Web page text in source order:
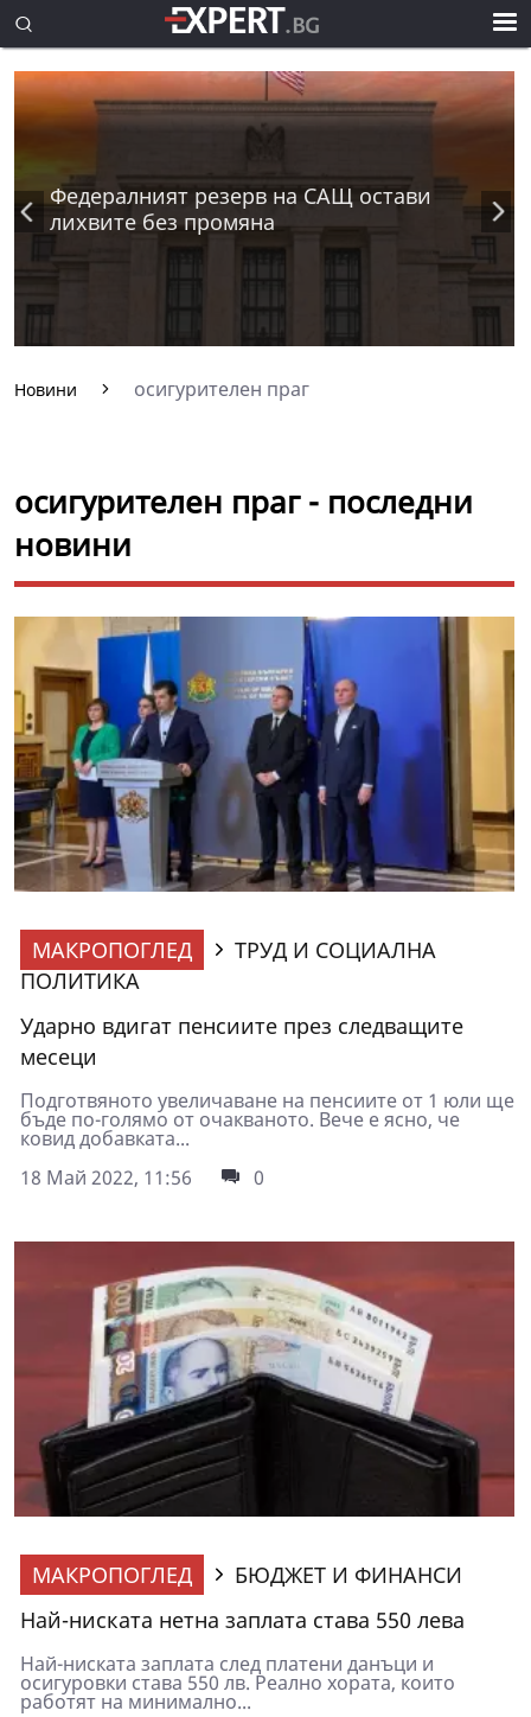
Федералният резерв на САЩ остави
лихвите без промяна
Новини осигурителен праг
осигурителен праг - последни
новини
МАКРОПОГЛЕД
ТРУД И СОЦИАЛНА
ПОЛИТИКА
Ударно вдигат пенсиите през следващите
месеци
Подготвяното увеличаване на пенсиите от 1 юли ще
бъде по-голямо от очакваното. Вече е ясно, че
ковид добавката...
18 Май 2022, 11:56
0
МАКРОПОГЛЕД
БЮДЖЕТ И ФИНАНСИ
Най-ниската нетна заплата става 550 лева
Най-ниската заплата след платени данъци и
осигуровки става 550 лв. Реално хората, които
работят на минимално...